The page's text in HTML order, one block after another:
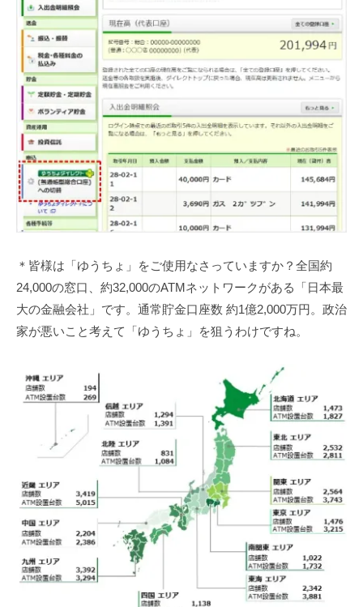
＊皆様は「ゆうちょ」をご使用なさっていますか？全国約
24,000の窓口、約32,000のATMネットワークがある「日本最
大の金融会社」です。通常貯金口座数 約1億2,000万円。政治
家が悪いこと考えて「ゆうちょ」を狙うわけですね。